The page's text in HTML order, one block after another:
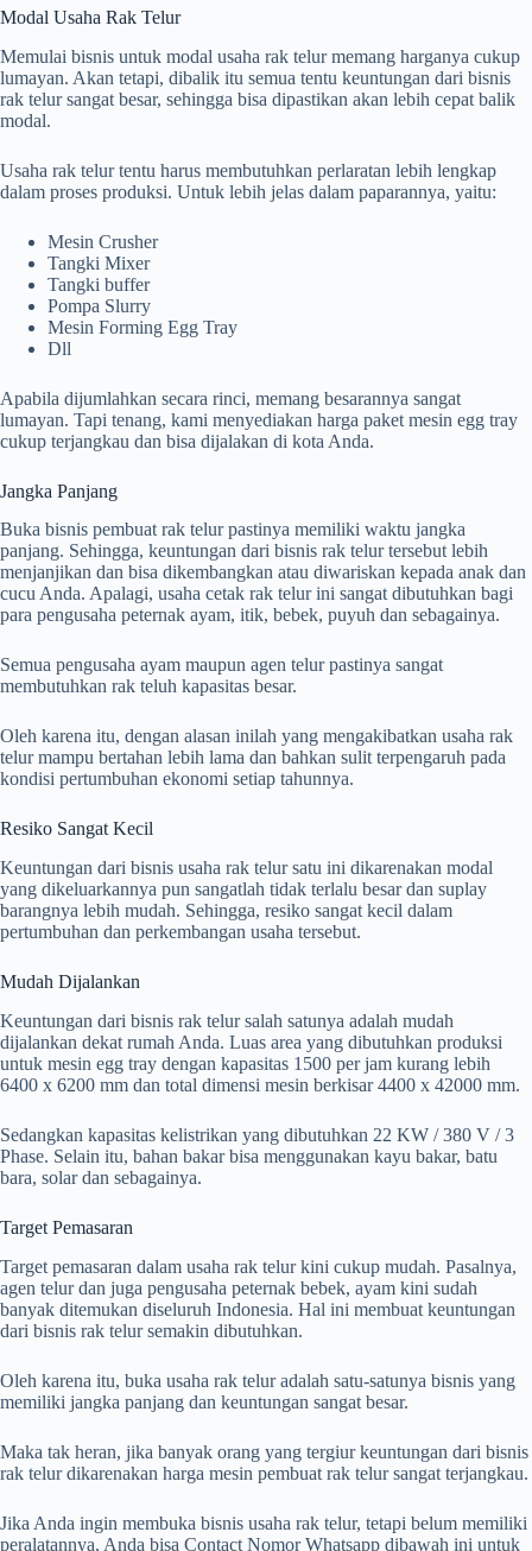
Modal Usaha Rak Telur
Memulai bisnis untuk modal usaha rak telur memang harganya cukup
lumayan. Akan tetapi, dibalik itu semua tentu keuntungan dari bisnis
rak telur sangat besar, sehingga bisa dipastikan akan lebih cepat balik
modal.
Usaha rak telur tentu harus membutuhkan perlaratan lebih lengkap
dalam proses produksi. Untuk lebih jelas dalam paparannya, yaitu:
Mesin Crusher
Tangki Mixer
Tangki buffer
Pompa Slurry
Mesin Forming Egg Tray
Dll
Apabila dijumlahkan secara rinci, memang besarannya sangat
lumayan. Tapi tenang, kami menyediakan harga paket mesin egg tray
cukup terjangkau dan bisa dijalakan di kota Anda.
Jangka Panjang
Buka bisnis pembuat rak telur pastinya memiliki waktu jangka
panjang. Sehingga, keuntungan dari bisnis rak telur tersebut lebih
menjanjikan dan bisa dikembangkan atau diwariskan kepada anak dan
cucu Anda. Apalagi, usaha cetak rak telur ini sangat dibutuhkan bagi
para pengusaha peternak ayam, itik, bebek, puyuh dan sebagainya.
Semua pengusaha ayam maupun agen telur pastinya sangat
membutuhkan rak teluh kapasitas besar.
Oleh karena itu, dengan alasan inilah yang mengakibatkan usaha rak
telur mampu bertahan lebih lama dan bahkan sulit terpengaruh pada
kondisi pertumbuhan ekonomi setiap tahunnya.
Resiko Sangat Kecil
Keuntungan dari bisnis usaha rak telur satu ini dikarenakan modal
yang dikeluarkannya pun sangatlah tidak terlalu besar dan suplay
barangnya lebih mudah. Sehingga, resiko sangat kecil dalam
pertumbuhan dan perkembangan usaha tersebut.
Mudah Dijalankan
Keuntungan dari bisnis rak telur salah satunya adalah mudah
dijalankan dekat rumah Anda. Luas area yang dibutuhkan produksi
untuk mesin egg tray dengan kapasitas 1500 per jam kurang lebih
6400 x 6200 mm dan total dimensi mesin berkisar 4400 x 42000 mm.
Sedangkan kapasitas kelistrikan yang dibutuhkan 22 KW / 380 V / 3
Phase. Selain itu, bahan bakar bisa menggunakan kayu bakar, batu
bara, solar dan sebagainya.
Target Pemasaran
Target pemasaran dalam usaha rak telur kini cukup mudah. Pasalnya,
agen telur dan juga pengusaha peternak bebek, ayam kini sudah
banyak ditemukan diseluruh Indonesia. Hal ini membuat keuntungan
dari bisnis rak telur semakin dibutuhkan.
Oleh karena itu, buka usaha rak telur adalah satu-satunya bisnis yang
memiliki jangka panjang dan keuntungan sangat besar.
Maka tak heran, jika banyak orang yang tergiur keuntungan dari bisnis
rak telur dikarenakan harga mesin pembuat rak telur sangat terjangkau.
Jika Anda ingin membuka bisnis usaha rak telur, tetapi belum memiliki
peralatannya, Anda bisa Contact Nomor Whatsapp dibawah ini untuk